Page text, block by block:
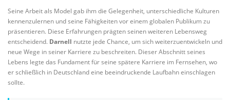
Seine Arbeit als Model gab ihm die Gelegenheit, unterschiedliche Kulturen
kennenzulernen und seine Fähigkeiten vor einem globalen Publikum zu
präsentieren. Diese Erfahrungen prägten seinen weiteren Lebensweg
entscheidend. Darnell nutzte jede Chance, um sich weiterzuentwickeln und
neue Wege in seiner Karriere zu beschreiten. Dieser Abschnitt seines
Lebens legte das Fundament für seine spätere Karriere im Fernsehen, wo
er schließlich in Deutschland eine beeindruckende Laufbahn einschlagen
sollte.